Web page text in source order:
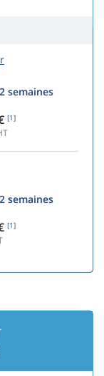
semaines
[1]
semaines
[1]